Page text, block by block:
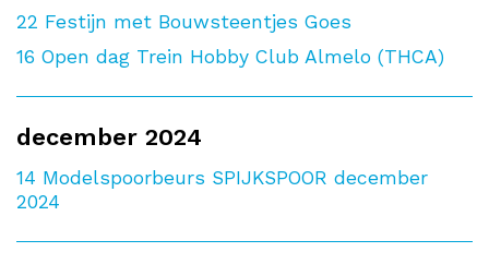
22 Festijn met Bouwsteentjes Goes
16 Open dag Trein Hobby Club Almelo (THCA)
december 2024
14 Modelspoorbeurs SPIJKSPOOR december
2024